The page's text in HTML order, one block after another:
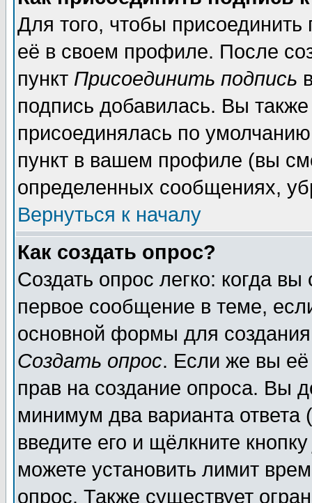
Для того, чтобы
её в своем профиле. После
пункт Присоединить подпись
подпись добавилась. Вы
присоединялась по
пункт в вашем профиле (вы
определенных сообщениях,
Вернуться к началу
Как создать опрос?
Создать опрос легко: когда
первое сообщение в теме,
основной формы для
Создать опрос. Если же вы её
прав на создание опроса. Вы
минимум два варианта ответа
введите его и щёлкните
можете установить лимит
опрос. Также существует